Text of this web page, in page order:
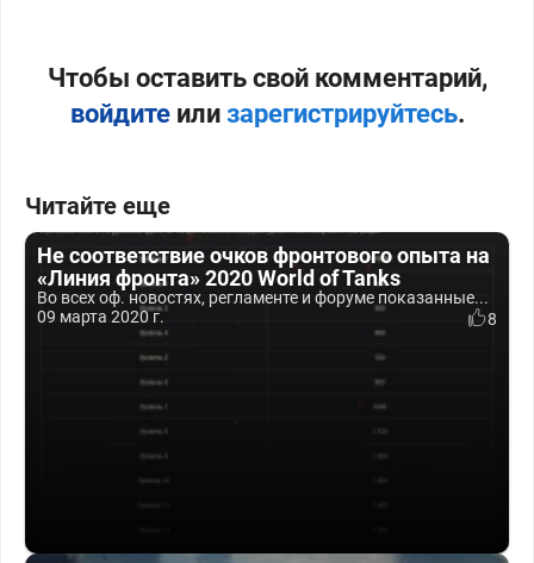
Чтобы оставить свой комментарий,
войдитеили зарегистрируйтесь.
Читайте еще
Не соответствие очков фронтового опыта на
«Линия фронта» 2020 World of Tanks
Во всех оф. новостях, регламенте и форуме показанные...
09 марта 2020 г.
8